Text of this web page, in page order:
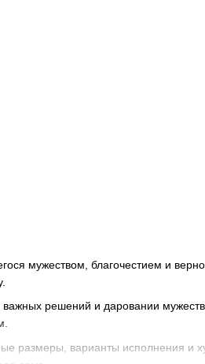
мужеством, благочестием и
решений и даровании
размеры, варианты исполнения и